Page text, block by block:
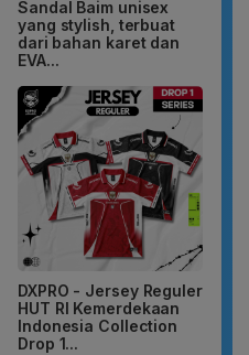
Sandal Baim unisex
yang stylish, terbuat
dari bahan karet dan
EVA...
DXPRO - Jersey Reguler
HUT RI Kemerdekaan
Indonesia Collection
Drop 1...